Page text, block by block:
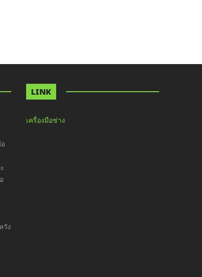
วัง
LINK
เครื่องมือช่าง